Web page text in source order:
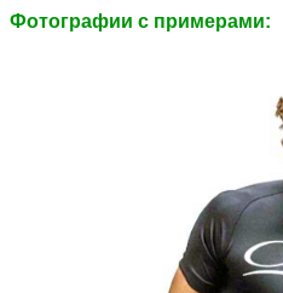
Фотографии c примерами: